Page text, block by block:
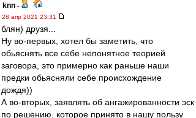
knn -
28 апр 2021 23:31
блян) друзя...
Ну во-первых, хотел бы заметить, что
обьяснять все себе непонятное теорией
заговора, это примерно как раньше наши
предки обьясняли себе происхождение
дождя))
А во-вторых, заявлять об ангажированности эск
по решению, которое принято в нашу пользу